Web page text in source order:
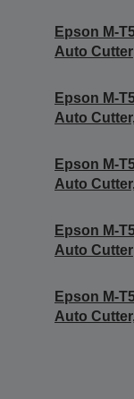
Epson M-
Auto Cutter
Epson M-
Auto
Epson M-
Auto
Epson M-
Auto Cutter
Epson M-
Auto